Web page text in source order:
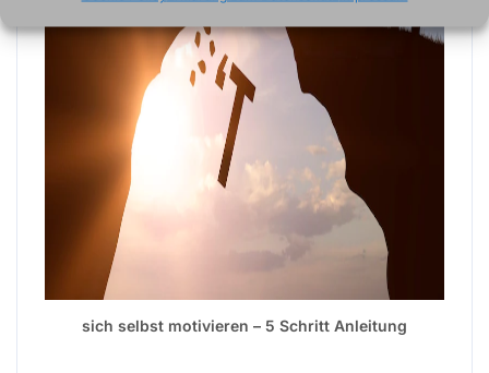
sich selbst motivieren – 5 Schritt Anleitung